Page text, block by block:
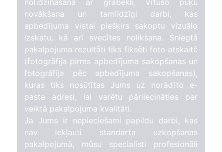
nolīdzināšana ar grābekli, vītušo puķu
novākšana un tamlīdzīgi darbi, kas
apbedījuma vietai piešķirs sakoptu vizuālo
izskatu, kā arī svecītes nolikšana. Sniegtā
pakalpojuma rezultāti tiks fiksēti foto atskaitē
(fotogrāfija pirms apbedījuma sakopšanas un
fotogrāfija pēc apbedījuma sakopšanas),
kuras tiks nosūtītas Jums uz norādīto e-
pasta adresi, lai varētu pārliecināties par
veiktā pakalpojuma kvalitāti.
Ja Jums ir nepieciešami papildu darbi, kas
nav iekļauti standarta uzkopšanas
pakalpojumā, mūsu specialisti profesionāli